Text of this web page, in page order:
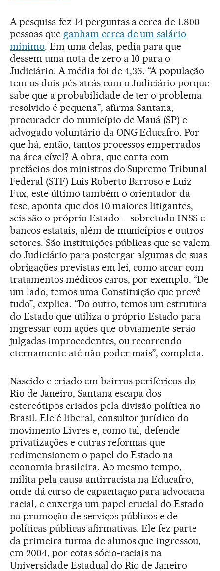
A pesquisa fez 14 perguntas a cerca de 1.800
pessoas que ganham cerca de um salário
mínimo. Em uma delas, pedia para que
dessem uma nota de zero a 10 para o
Judiciário. A média foi de 4,36. “A população
tem os dois pés atrás com o Judiciário porque
sabe que a probabilidade de ter o problema
resolvido é pequena”, afirma Santana,
procurador do município de Mauá (SP) e
advogado voluntário da ONG Educafro. Por
que há, então, tantos processos emperrados
na área cível? A obra, que conta com
prefácios dos ministros do Supremo Tribunal
Federal (STF) Luis Roberto Barroso e Luiz
Fux, este último também o orientador da
tese, aponta que dos 10 maiores litigantes,
seis são o próprio Estado —sobretudo INSS e
bancos estatais, além de municípios e outros
setores. São instituições públicas que se valem
do Judiciário para postergar algumas de suas
obrigações previstas em lei, como arcar com
tratamentos médicos caros, por exemplo. “De
um lado, temos uma Constituição que prevê
tudo”, explica. “Do outro, temos um estrutura
do Estado que utiliza o próprio Estado para
ingressar com ações que obviamente serão
julgadas improcedentes, ou recorrendo
eternamente até não poder mais”, completa.
Nascido e criado em bairros periféricos do
Rio de Janeiro, Santana escapa dos
estereótipos criados pela divisão política no
Brasil. Ele é liberal, consultor jurídico do
movimento Livres e, como tal, defende
privatizações e outras reformas que
redimensionem o papel do Estado na
economia brasileira. Ao mesmo tempo,
milita pela causa antirracista na Educafro,
onde dá curso de capacitação para advocacia
racial, e enxerga um papel crucial do Estado
na promoção de serviços públicos e de
políticas públicas afirmativas. Ele fez parte
da primeira turma de alunos que ingressou,
em 2004, por cotas sócio-raciais na
Universidade Estadual do Rio de Janeiro